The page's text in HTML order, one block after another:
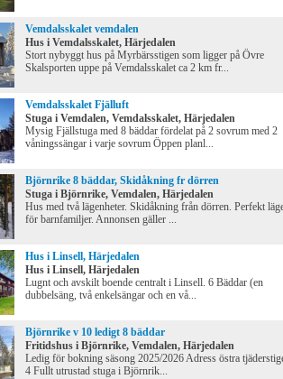
Vemdalsskalet vemdalen
Hus i Vemdalsskalet, Härjedalen
Stort nybyggt hus på Myrbärsstigen som ligger på Övre
Skalsporten uppe på Vemdalsskalet ca 2 km fr...
Vemdalsskalet Fjälluft
Stuga i Vemdalen, Vemdalsskalet, Härjedalen
Mysig Fjällstuga med 8 bäddar fördelat på 2 sovrum med 2
våningssängar i varje sovrum Öppen planl...
Björnrike 8 bäddar, Skidåkning fr dörren
Stuga i Björnrike, Vemdalen, Härjedalen
Hus med två lägenheter. Skidåkning från dörren. Perfekt
för barnfamiljer. Annonsen gäller ...
Hus i Linsell, Härjedalen
Hus i Linsell, Härjedalen
Lugnt och avskilt boende centralt i Linsell. 6 Bäddar (en
dubbelsäng, två enkelsängar och en vå...
Björnrike v 10 ledigt 8 bäddar
Fritidshus i Björnrike, Vemdalen, Härjedalen
Ledig för bokning säsong 2025/2026 Adress östra
4 Fullt utrustad stuga i Björnrik...